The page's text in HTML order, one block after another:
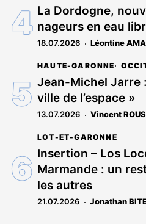
La Dordogne,
nageurs en eau
18.07.2026 Léontine
HAUTE-GARONNE
Jean-Michel Jarre
ville de l’espace »
13.07.2026 Vincent
LOT-ET-GARONNE
Insertion – Los
Marmande : un
les autres
21.07.2026 Jonathan